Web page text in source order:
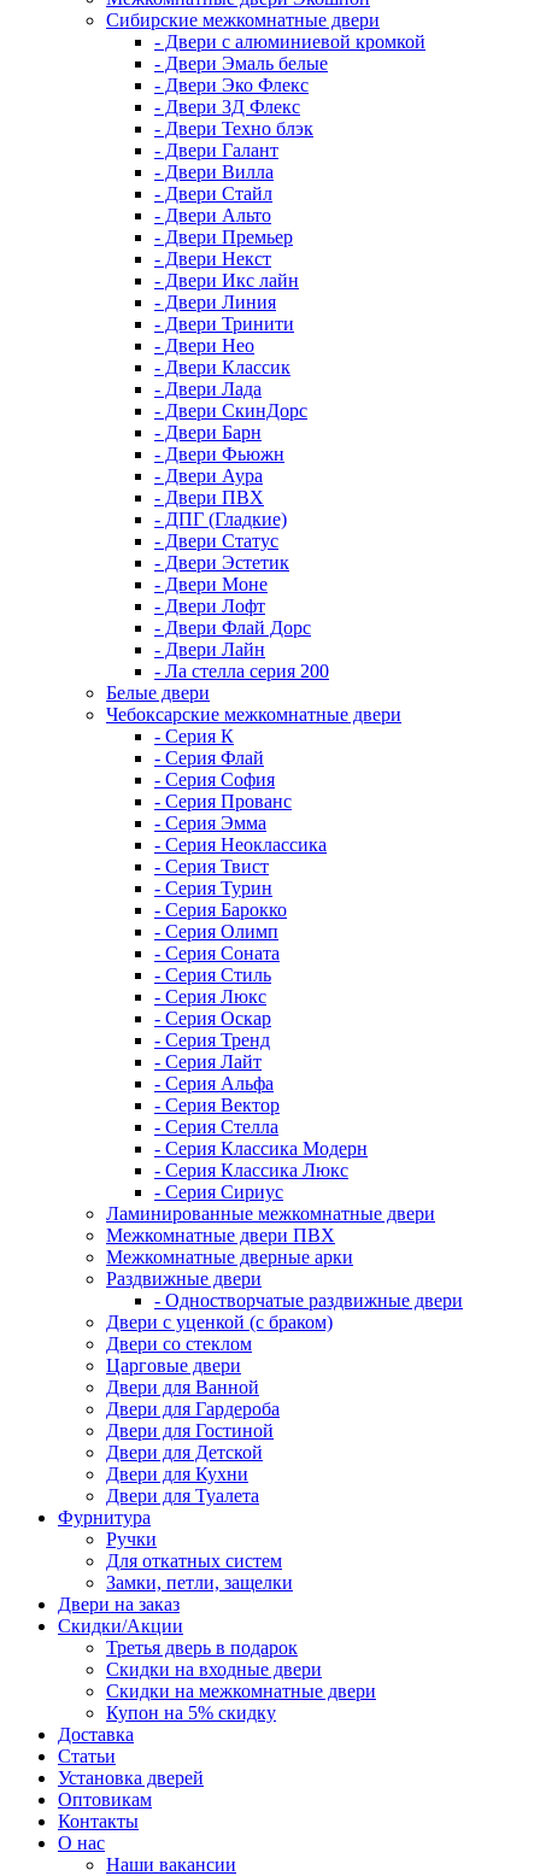
Сибирские межкомнатные двери
- Двери с алюминиевой кромкой
- Двери Эмаль белые
- Двери Эко Флекс
- Двери 3Д Флекс
- Двери Техно блэк
- Двери Галант
- Двери Вилла
- Двери Стайл
- Двери Альто
- Двери Премьер
- Двери Некст
- Двери Икс лайн
- Двери Линия
- Двери Тринити
- Двери Нео
- Двери Классик
- Двери Лада
- Двери СкинДорс
- Двери Барн
- Двери Фьюжн
- Двери Аура
- Двери ПВХ
- ДПГ (Гладкие)
- Двери Статус
- Двери Эстетик
- Двери Моне
- Двери Лофт
- Двери Флай Дорс
- Двери Лайн
- Ла стелла серия 200
Белые двери
Чебоксарские межкомнатные двери
- Серия К
- Серия Флай
- Серия София
- Серия Прованс
- Серия Эмма
- Серия Неоклассика
- Серия Твист
- Серия Турин
- Серия Барокко
- Серия Олимп
- Серия Соната
- Серия Стиль
- Серия Люкс
- Серия Оскар
- Серия Тренд
- Серия Лайт
- Серия Альфа
- Серия Вектор
- Серия Стелла
- Серия Классика Модерн
- Серия Классика Люкс
- Серия Сириус
Ламинированные межкомнатные двери
Межкомнатные двери ПВХ
Межкомнатные дверные арки
Раздвижные двери
- Одностворчатые раздвижные двери
Двери с уценкой (с браком)
Двери со стеклом
Царговые двери
Двери для Ванной
Двери для Гардероба
Двери для Гостиной
Двери для Детской
Двери для Кухни
Двери для Туалета
Фурнитура
Ручки
Для откатных систем
Замки, петли, защелки
Двери на заказ
Скидки/Акции
Третья дверь в подарок
Скидки на входные двери
Скидки на межкомнатные двери
Купон на 5% скидку
Доставка
Статьи
Установка дверей
Оптовикам
Контакты
О нас
Наши вакансии